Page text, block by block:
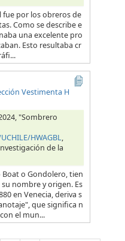
fue por los obreros de
Como se describe e
una excelente pro
Esto resultaba cr
Vestimenta H
"Sombrero
HWAGBL,
de la
o Gondolero, tien
nombre y origen. Es
en Venecia, deriva s
que significa n
el mun...